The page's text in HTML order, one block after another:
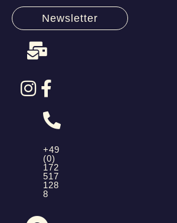
Newsletter
+49
(0)
172
517
128
8